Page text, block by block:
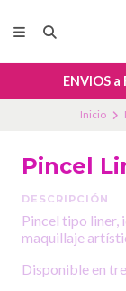
ENVIOS
Inicio
Pincel
DESCRIPCIÓN
Pincel tipo liner,
maquillaje
Disponible en